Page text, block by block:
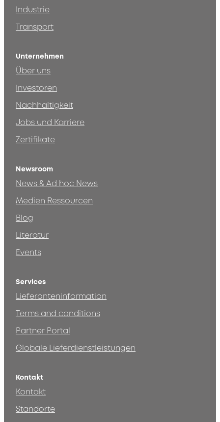
Industrie
Transport
Unternehmen
Über uns
Investoren
Nachhaltigkeit
Jobs und Karriere
Zertifikate
Newsroom
News & Ad hoc News
Medien Ressourcen
Blog
Literatur
Events
Services
Lieferanteninformation
Terms and conditions
Partner Portal
Globale Lieferdienstleistungen
Kontakt
Kontakt
Standorte